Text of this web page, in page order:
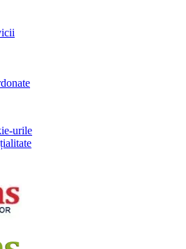
urile